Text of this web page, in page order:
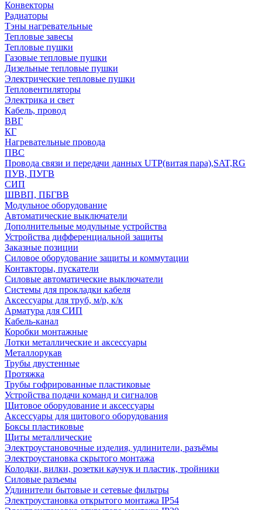
Конвекторы
Радиаторы
Тэны нагревательные
Тепловые завесы
Тепловые пушки
Газовые тепловые пушки
Дизельные тепловые пушки
Электрические тепловые пушки
Тепловентиляторы
Электрика и свет
Кабель, провод
ВВГ
КГ
Нагревательные провода
ПВС
Провода связи и передачи данных UTP(витая пара),SAT,RG
ПУВ, ПУГВ
СИП
ШВВП, ПБГВВ
Модульное оборудование
Автоматические выключатели
Дополнительные модульные устройства
Устройства дифференциальной защиты
Заказные позиции
Силовое оборудование защиты и коммутации
Контакторы, пускатели
Силовые автоматические выключатели
Системы для прокладки кабеля
Аксессуары для труб, м/р, к/к
Арматура для СИП
Кабель-канал
Коробки монтажные
Лотки металлические и аксессуары
Металлорукав
Трубы двустенные
Протяжка
Трубы гофрированные пластиковые
Устройства подачи команд и сигналов
Щитовое оборудование и аксессуары
Аксессуары для щитового оборудования
Боксы пластиковые
Щиты металлические
Электроустановочные изделия, удлинители, разъёмы
Электроустановка скрытого монтажа
Колодки, вилки, розетки каучук и пластик, тройники
Силовые разъемы
Удлинители бытовые и сетевые фильтры
Электроустановка открытого монтажа IP54